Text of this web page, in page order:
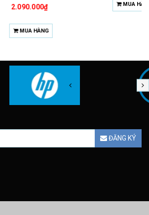
ĐĂNG KÝ